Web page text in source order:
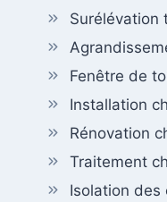
Surélévation
Fenêtre de
Installation
Rénovation
Traitement
Isolation des